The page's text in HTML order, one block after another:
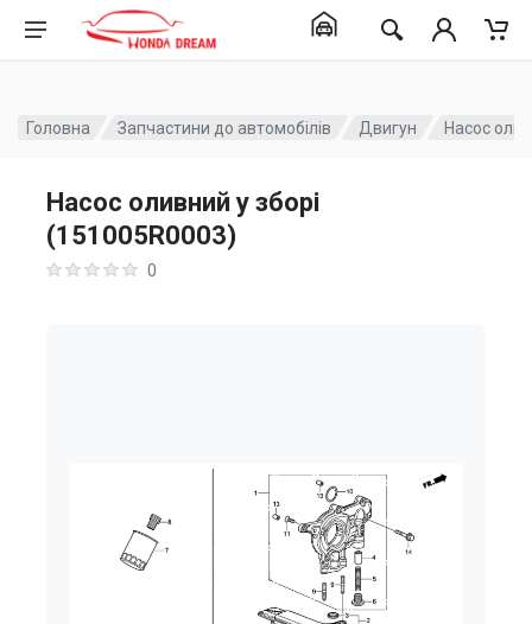
Головна Запчастини до автомобілів Двигун Насос
Насос оливний у зборі
(151005R0003)
0